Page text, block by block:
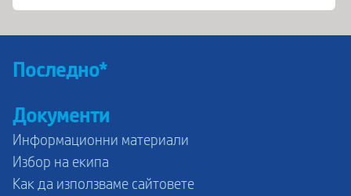
Последно*
Документи
Информационни материали
Избор на екипа
Как да използваме сайтовете